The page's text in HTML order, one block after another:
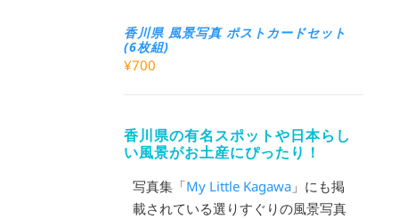
香川県 風景写真 ポストカードセット
(6枚組)
¥700
香川県の有名スポットや日本らし
い風景がお土産にぴったり！
写真集「My Little Kagawa 」にも掲
載されている選りすぐりの風景写真